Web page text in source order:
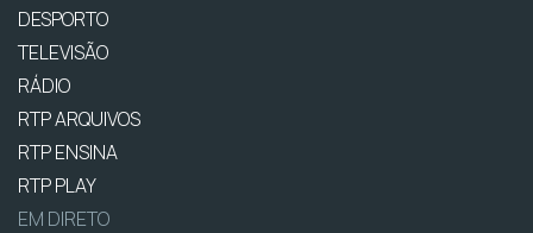
DESPORTO
TELEVISÃO
RÁDIO
RTP ARQUIVOS
RTP ENSINA
RTP PLAY
EM DIRETO